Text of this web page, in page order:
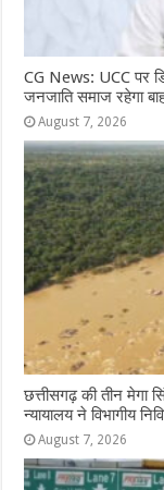
CG News: UCC पर
जनजाति समाज रहेगा
August 7, 2026
छत्तीसगढ़ की तीन मेगा
न्यायालय ने विभागीय
August 7, 2026